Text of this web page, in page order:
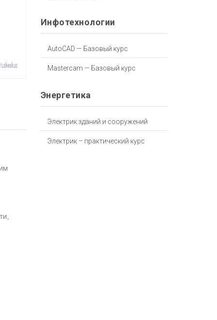
Инфотехнологии
AutoCAD — Базовый курс
Mastercam — Базовый курс
Энергетика
Электрик зданий и сооружений
Электрик – практический курс